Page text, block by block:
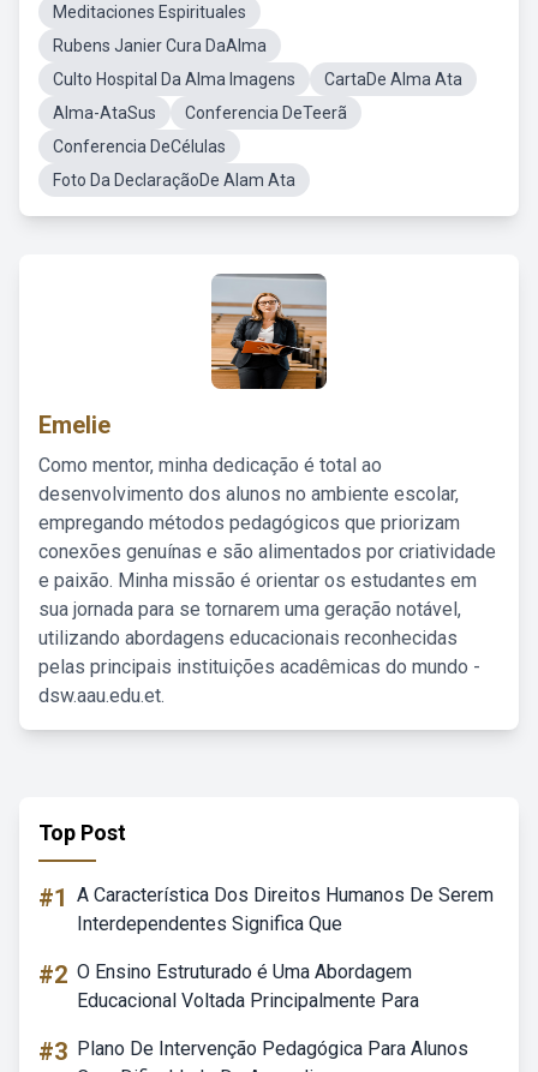
Meditaciones Espirituales
Rubens Janier Cura DaAlma
Culto Hospital Da Alma Imagens
CartaDe Alma Ata
Alma-AtaSus
Conferencia DeTeerã
Conferencia DeCélulas
Foto Da DeclaraçãoDe Alam Ata
Emelie
Como mentor, minha dedicação é total ao
desenvolvimento dos alunos no ambiente escolar,
empregando métodos pedagógicos que priorizam
conexões genuínas e são alimentados por criatividade
e paixão. Minha missão é orientar os estudantes em
sua jornada para se tornarem uma geração notável,
utilizando abordagens educacionais reconhecidas
pelas principais instituições acadêmicas do mundo -
dsw.aau.edu.et.
Top Post
#1 A Característica Dos Direitos Humanos De Serem
Interdependentes Significa Que
#2 O Ensino Estruturado é Uma Abordagem
Educacional Voltada Principalmente Para
#3 Plano De Intervenção Pedagógica Para Alunos